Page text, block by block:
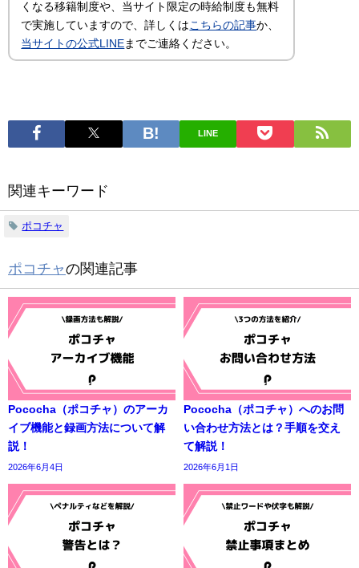
くなる移籍制度や、当サイト限定の時給制度も無料
で実施していますので、詳しくは こちらの記事か、
当サイトの公式LINE までご連絡ください。
LINE
関連キーワード
ポコチャ
ポコチャの関連記事
Pococha（ポコチャ）のアーカ
イブ機能と録画方法について解
説！
2026年6月4日
Pococha（ポコチャ）へのお問
い合わせ方法とは？手順を交え
て解説！
2026年6月1日